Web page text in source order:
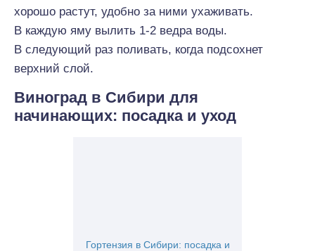
хорошо растут, удобно за ними ухаживать.
В каждую яму вылить 1-2 ведра воды.
В следующий раз поливать, когда подсохнет
верхний слой.
Виноград в Сибири для
начинающих: посадка и уход
Гортензия в Сибири: посадка и